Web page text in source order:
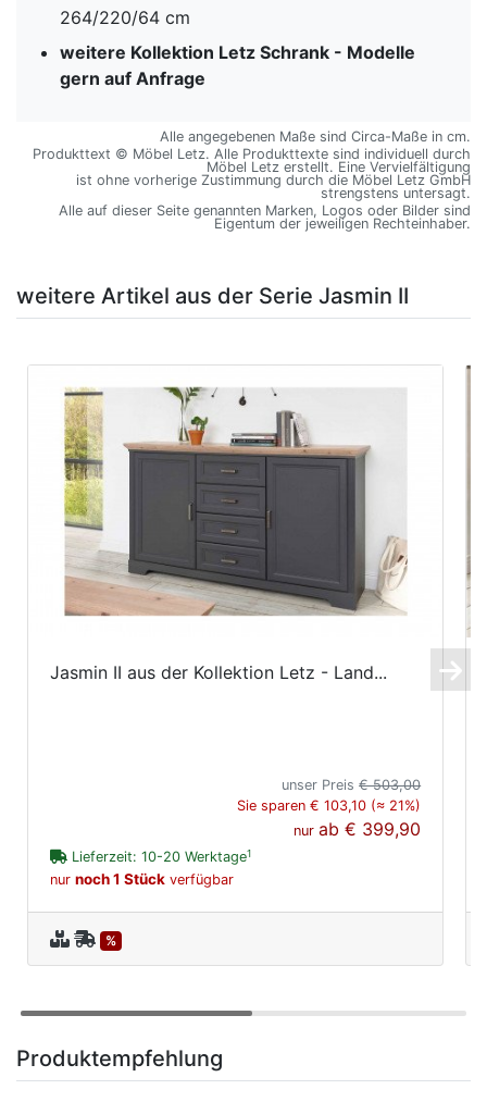
264/220/64 cm
weitere Kollektion Letz Schrank - Modelle
gern auf Anfrage
Alle angegebenen Maße sind Circa-Maße in cm.
Produkttext © Möbel Letz. Alle Produkttexte sind individuell durch
Möbel Letz erstellt. Eine Vervielfältigung
ist ohne vorherige Zustimmung durch die Möbel Letz GmbH
strengstens untersagt.
Alle auf dieser Seite genannten Marken, Logos oder Bilder sind
Eigentum der jeweiligen Rechteinhaber.
weitere Artikel aus der Serie Jasmin II
Jasmin II aus der Kollektion Letz - Land...
unser Preis€ 503,00
Sie sparen € 103,10 (≈ 21%)
nurab€ 399,90
Lieferzeit: 10-20 Werktage1
nur noch 1 Stück verfügbar
%
Produktempfehlung